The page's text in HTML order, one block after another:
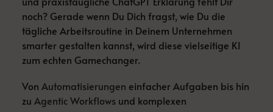
noch? Gerade wenn Du Dich fragst, wie Du die
tägliche Arbeitsroutine in Deinem Unternehmen
smarter gestalten kannst, wird diese vielseitige KI
zum echten Gamechanger.
Von Automatisierungen einfacher Aufgaben bis hin
zu Agentic Workflows und komplexen